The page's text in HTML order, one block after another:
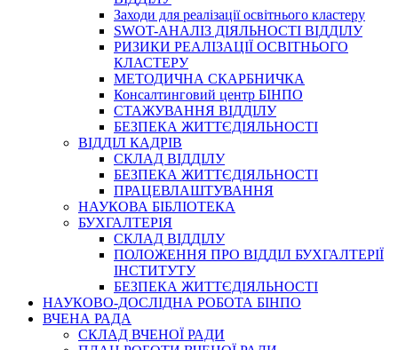
Заходи для реалізації освітнього кластеру
SWOT-АНАЛІЗ ДІЯЛЬНОСТІ ВІДДІЛУ
РИЗИКИ РЕАЛІЗАЦІЇ ОСВІТНЬОГО
КЛАСТЕРУ
МЕТОДИЧНА СКАРБНИЧКА
Консалтинговий центр БІНПО
СТАЖУВАННЯ ВІДДІЛУ
БЕЗПЕКА ЖИТТЄДІЯЛЬНОСТІ
ВІДДІЛ КАДРІВ
СКЛАД ВІДДІЛУ
БЕЗПЕКА ЖИТТЄДІЯЛЬНОСТІ
ПРАЦЕВЛАШТУВАННЯ
НАУКОВА БІБЛІОТЕКА
БУХГАЛТЕРІЯ
СКЛАД ВІДДІЛУ
ПОЛОЖЕННЯ ПРО ВІДДІЛ БУХГАЛТЕРІЇ
ІНСТИТУТУ
БЕЗПЕКА ЖИТТЄДІЯЛЬНОСТІ
НАУКОВО-ДОСЛІДНА РОБОТА БІНПО
ВЧЕНА РАДА
СКЛАД ВЧЕНОЇ РАДИ